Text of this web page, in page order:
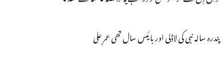
پندرہ سالہ نبی کی لاڈلی اور بائیس سال تھی عمرِ علی